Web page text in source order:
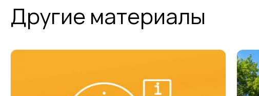
Другие материалы